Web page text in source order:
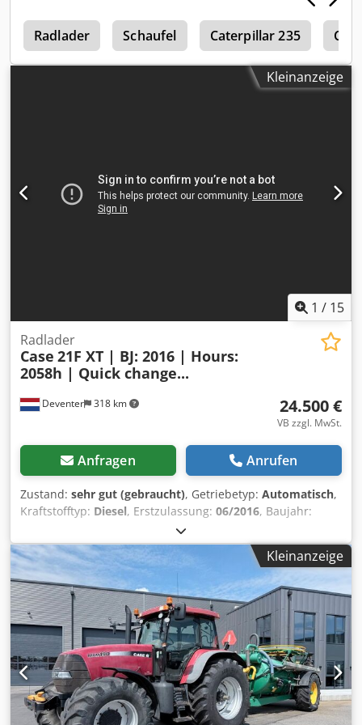
Radlader Schaufel Caterpillar 235
Kleinanzeige
1 / 15
Deventer 318 km
Radlader
Case 21F XT | BJ: 2016 | Hours:
2058h | Quick change...
24.500 €
VB zzgl. MwSt.
Anfragen Anrufen
Zustand: sehr gut (gebraucht), Getriebetyp: Automatisch,
Kraftstofftyp: Diesel, Erstzulassung: 06/2016, Baujahr:
2.058 h
Weitere Optionen und Zubehör = - Geschlossene Kabine -
Radio/CD-Spieler = Anmerkungen = Crodpfxszp N Umo
Aanjf CASE 21F XT Radlader aus dem Baujahr 2016 mit nur
2.058 Betriebsstunden. Dieser kompakte und
leistungsstarke Radlader stammt aus Deutschland und
befindet sich in einem gepflegten und gut gewarteten
Zustand. Die Maschine ist sofort einsatzbereit und eignet
sich ideal für Erdarbeiten, Landwirtschaft, Recycling,
Pflasterarbeiten und Hofeinsätze. Die Maschine ist mit
einem hydraulischen Schnellwechsler sowie einer
zusätzlichen Hydraulikfunktion an der Front ausgestattet.
Kleinanzeige